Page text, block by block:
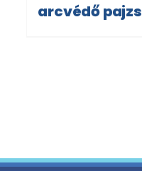
arcvédő pajzs